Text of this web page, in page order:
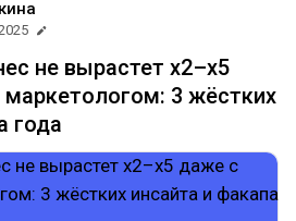
не вырастет x2–x5
3 жёстких
года